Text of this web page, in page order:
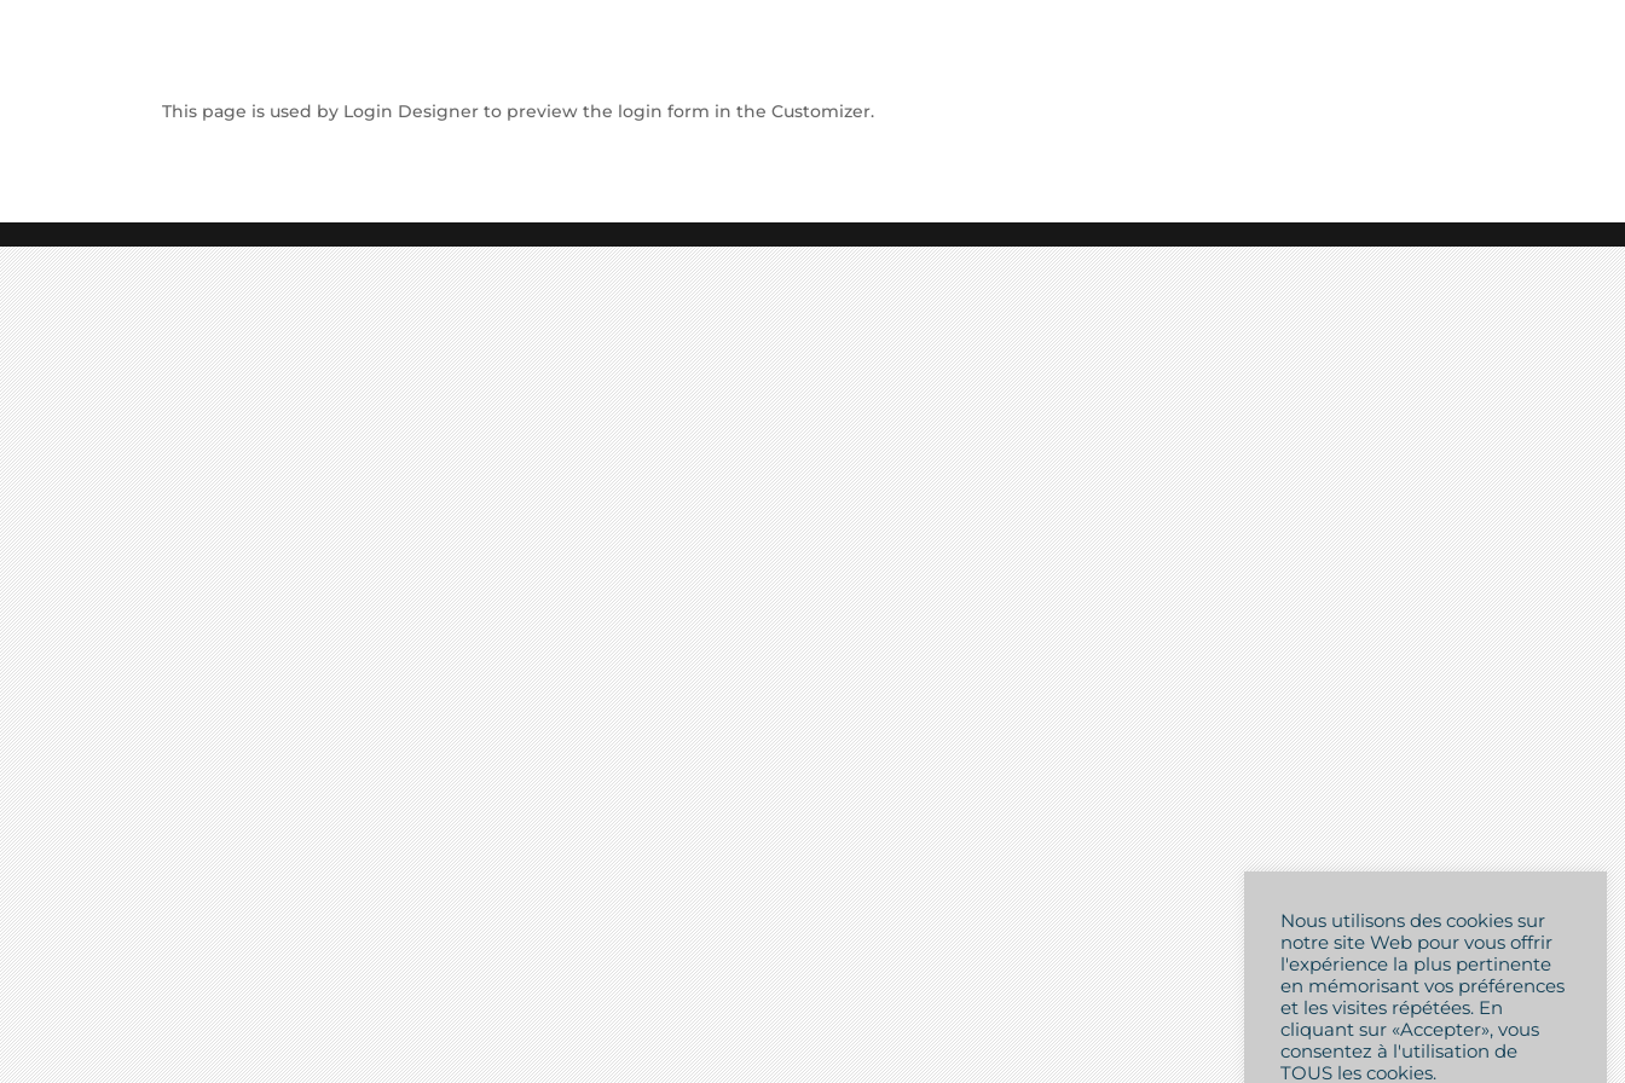
This page is used by Login Designer to preview the login form in the Customizer.
Nous utilisons des cookies sur
notre site Web pour vous offrir
l'expérience la plus pertinente
en mémorisant vos préférences
et les visites répétées. En
cliquant sur «Accepter», vous
consentez à l'utilisation de
TOUS les cookies.